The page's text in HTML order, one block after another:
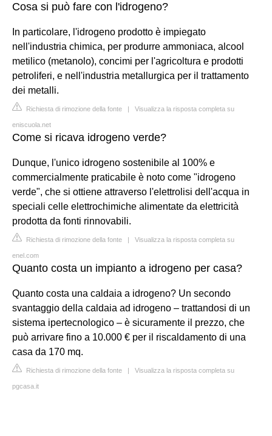
Cosa si può fare con l'idrogeno?
In particolare, l'idrogeno prodotto è impiegato
nell'industria chimica, per produrre ammoniaca, alcool
metilico (metanolo), concimi per l'agricoltura e prodotti
petroliferi, e nell'industria metallurgica per il trattamento
dei metalli.
Richiesta di rimozione della fonte | Visualizza la risposta completa su
eniscuola.net
Come si ricava idrogeno verde?
Dunque, l'unico idrogeno sostenibile al 100% e
commercialmente praticabile è noto come "idrogeno
verde", che si ottiene attraverso l'elettrolisi dell'acqua in
speciali celle elettrochimiche alimentate da elettricità
prodotta da fonti rinnovabili.
Richiesta di rimozione della fonte | Visualizza la risposta completa su
enel.com
Quanto costa un impianto a idrogeno per casa?
Quanto costa una caldaia a idrogeno? Un secondo
svantaggio della caldaia ad idrogeno – trattandosi di un
sistema ipertecnologico – è sicuramente il prezzo, che
può arrivare fino a 10.000 € per il riscaldamento di una
casa da 170 mq.
Richiesta di rimozione della fonte | Visualizza la risposta completa su
pgcasa.it